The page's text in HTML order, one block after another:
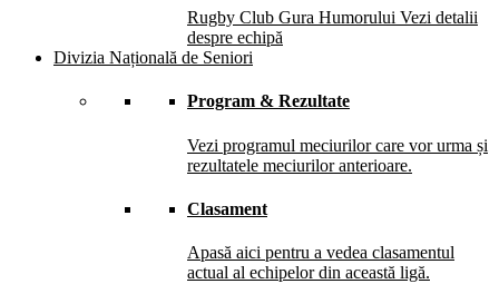
Rugby Club Gura Humorului Vezi detalii
despre echipă
Divizia Națională de Seniori
Program & Rezultate
Vezi programul meciurilor care vor urma și
rezultatele meciurilor anterioare.
Clasament
Apasă aici pentru a vedea clasamentul
actual al echipelor din această ligă.